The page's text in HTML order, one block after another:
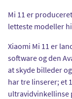
Mi 11 er
letteste modeller
Xiaomi Mi 11 er
software og den
at skyde billeder
har tre linserer; et
ultravidvinkellinse